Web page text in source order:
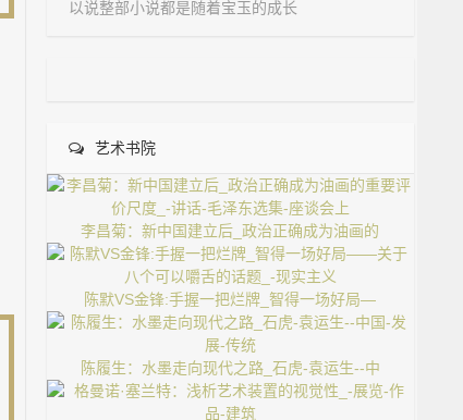
以说整部小说都是随着宝玉的成长
艺术书院
李昌菊：新中国建立后_政治正确成为油画的
陈默VS金锋:手握一把烂牌_智得一场好局—
陈履生：水墨走向现代之路_石虎-袁运生--中